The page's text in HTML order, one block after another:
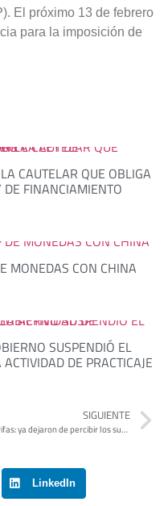
El próximo 13 de febrero
para la imposición de
CAUTELAR QUE OBLIGA
FINANCIAMIENTO
MONEDAS CON CHINA
SUSPENDIÓ EL
DE PRACTICAJE
SIGUIENTE
Tarifas: ya dejaron de percibir los subsidios el 40% de los usuarios
LinkedIn